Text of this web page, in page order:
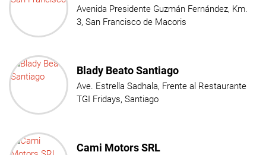
Avenida Presidente Guzmán Fernández, Km.
3, San Francisco de Macoris
Blady Beato Santiago
Ave. Estrella Sadhala, Frente al Restaurante
TGI Fridays, Santiago
Cami Motors SRL